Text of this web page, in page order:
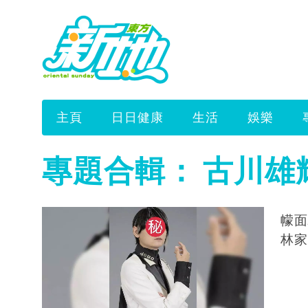
主頁 日日健康 生活 娛樂
專題合輯： 古川雄
幪
林